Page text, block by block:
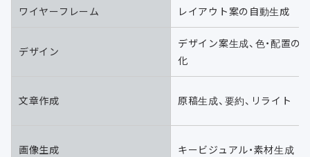
ワイヤーフレーム レイアウト案の自動生成
デザイン
デザイン案生成、色・配置の
化
文章作成 原稿生成、要約、リライト
画像生成 キービジュアル・素材生成